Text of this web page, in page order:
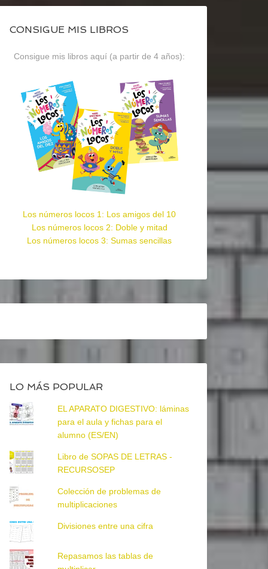
CONSIGUE MIS LIBROS
Consigue mis libros aquí (a partir de 4 años):
Los números locos 1: Los amigos del 10
Los números locos 2: Doble y mitad
Los números locos 3: Sumas sencillas
LO MÁS POPULAR
EL APARATO DIGESTIVO: láminas
para el aula y fichas para el
alumno (ES/EN)
Libro de SOPAS DE LETRAS -
RECURSOSEP
Colección de problemas de
multiplicaciones
Divisiones entre una cifra
Repasamos las tablas de